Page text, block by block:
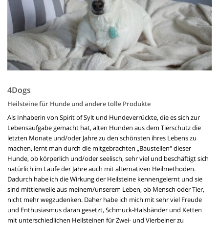
4Dogs
Heilsteine für Hunde und andere tolle Produkte
Als Inhaberin von Spirit of Sylt und Hundeverrückte, die es sich zur
Lebensaufgabe gemacht hat, alten Hunden aus dem Tierschutz die
letzten Monate und/oder Jahre zu den schönsten ihres Lebens zu
machen, lernt man durch die mitgebrachten „Baustellen“ dieser
Hunde, ob körperlich und/oder seelisch, sehr viel und beschäftigt sich
natürlich im Laufe der Jahre auch mit alternativen Heilmethoden.
Dadurch habe ich die Wirkung der Heilsteine kennengelernt und sie
sind mittlerweile aus meinem/unserem Leben, ob Mensch oder Tier,
nicht mehr wegzudenken. Daher habe ich mich mit sehr viel Freude
und Enthusiasmus daran gesetzt, Schmuck-Halsbänder und Ketten
mit unterschiedlichen Heilsteinen für Zwei- und Vierbeiner zu